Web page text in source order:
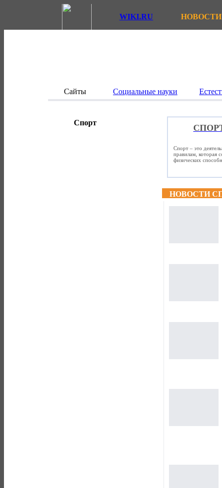
WIKI.RU НОВОСТИ
Сайты Социальные науки
Спорт
Спорт – это
правилам, которая
физических
НОВОСТИ